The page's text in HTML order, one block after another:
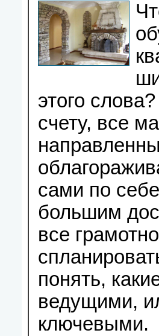
этого
счету, все
сами по
большим
все
понять,
ведущими,
ключевыми.